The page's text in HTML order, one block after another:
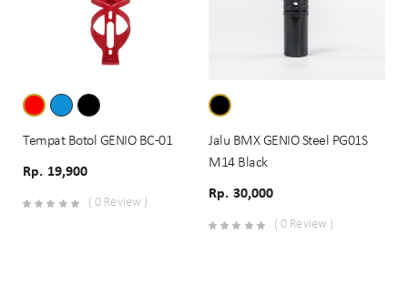
Tempat Botol GENIO BC-01
Rp. 19,900
( 0 Review )
Jalu BMX GENIO Steel PG01S
M14 Black
Rp. 30,000
( 0 Review )